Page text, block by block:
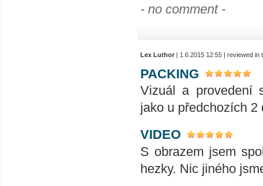
- no comment -
Lex Luthor | 1.6.2015 12:55 | reviewed in
PACKING
Vizuál a provedení
jako u předchozích 2
VIDEO
S obrazem jsem
hezky. Nic jiného